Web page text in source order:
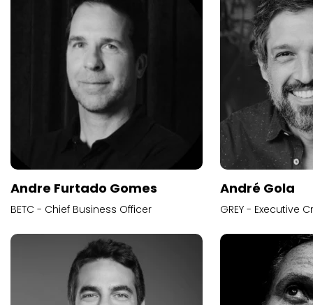
Andre Furtado Gomes
BETC - Chief Business Officer
André Gola
GREY - Executive